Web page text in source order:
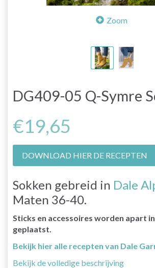
Zoom
DG409-05 Q-Symre
€19,65
DOWNLOAD HIER DE RECEPTEN
Sokken gebreid in Dale
Maten 36-40.
Sticks en accessoires worden apart
geplaatst.
Bekijk hier alle recepten van Dale
Bekijk de volledige beschrijving